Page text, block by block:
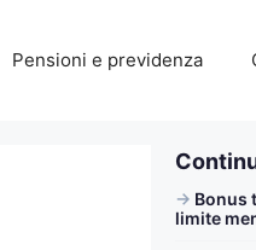
Pensioni e previdenza
Bonus
limite